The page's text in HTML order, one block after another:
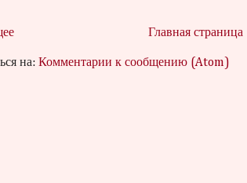
Главная страница
на: Комментарии к сообщению (Atom)